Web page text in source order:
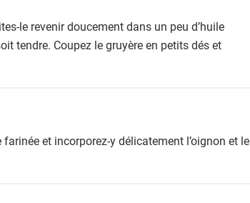
le revenir doucement dans un peu d’huile
tendre. Coupez le gruyère en petits dés et
et incorporez-y délicatement l’oignon et le